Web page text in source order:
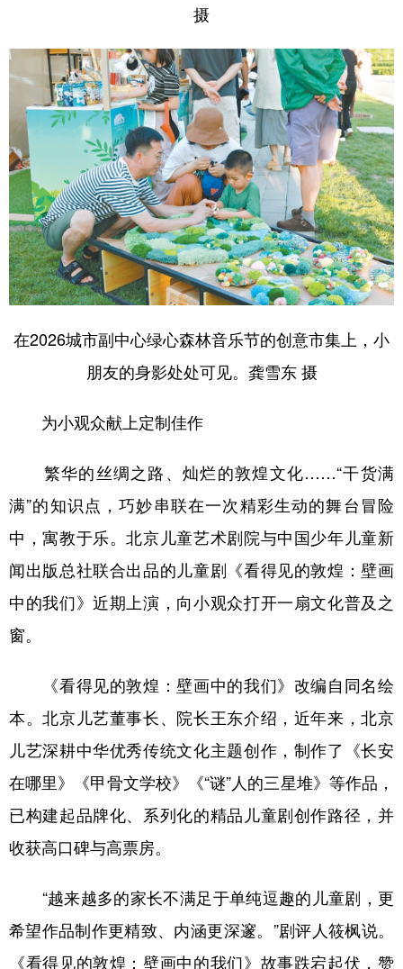
Русский язык 日本語 한국어
Deutsch Português
摄
在2026城市副中心绿心森林音乐节的创意市集上，小
朋友的身影处处可见。龚雪东 摄
为小观众献上定制佳作
繁华的丝绸之路、灿烂的敦煌文化……“干货满
满”的知识点，巧妙串联在一次精彩生动的舞台冒险
中，寓教于乐。北京儿童艺术剧院与中国少年儿童新
闻出版总社联合出品的儿童剧《看得见的敦煌：壁画
中的我们》近期上演，向小观众打开一扇文化普及之
窗。
《看得见的敦煌：壁画中的我们》改编自同名绘
本。北京儿艺董事长、院长王东介绍，近年来，北京
儿艺深耕中华优秀传统文化主题创作，制作了《长安
在哪里》《甲骨文学校》《“谜”人的三星堆》等作品，
已构建起品牌化、系列化的精品儿童剧创作路径，并
收获高口碑与高票房。
“越来越多的家长不满足于单纯逗趣的儿童剧，更
希望作品制作更精致、内涵更深邃。”剧评人筱枫说。
《看得见的敦煌：壁画中的我们》故事跌宕起伏，赞